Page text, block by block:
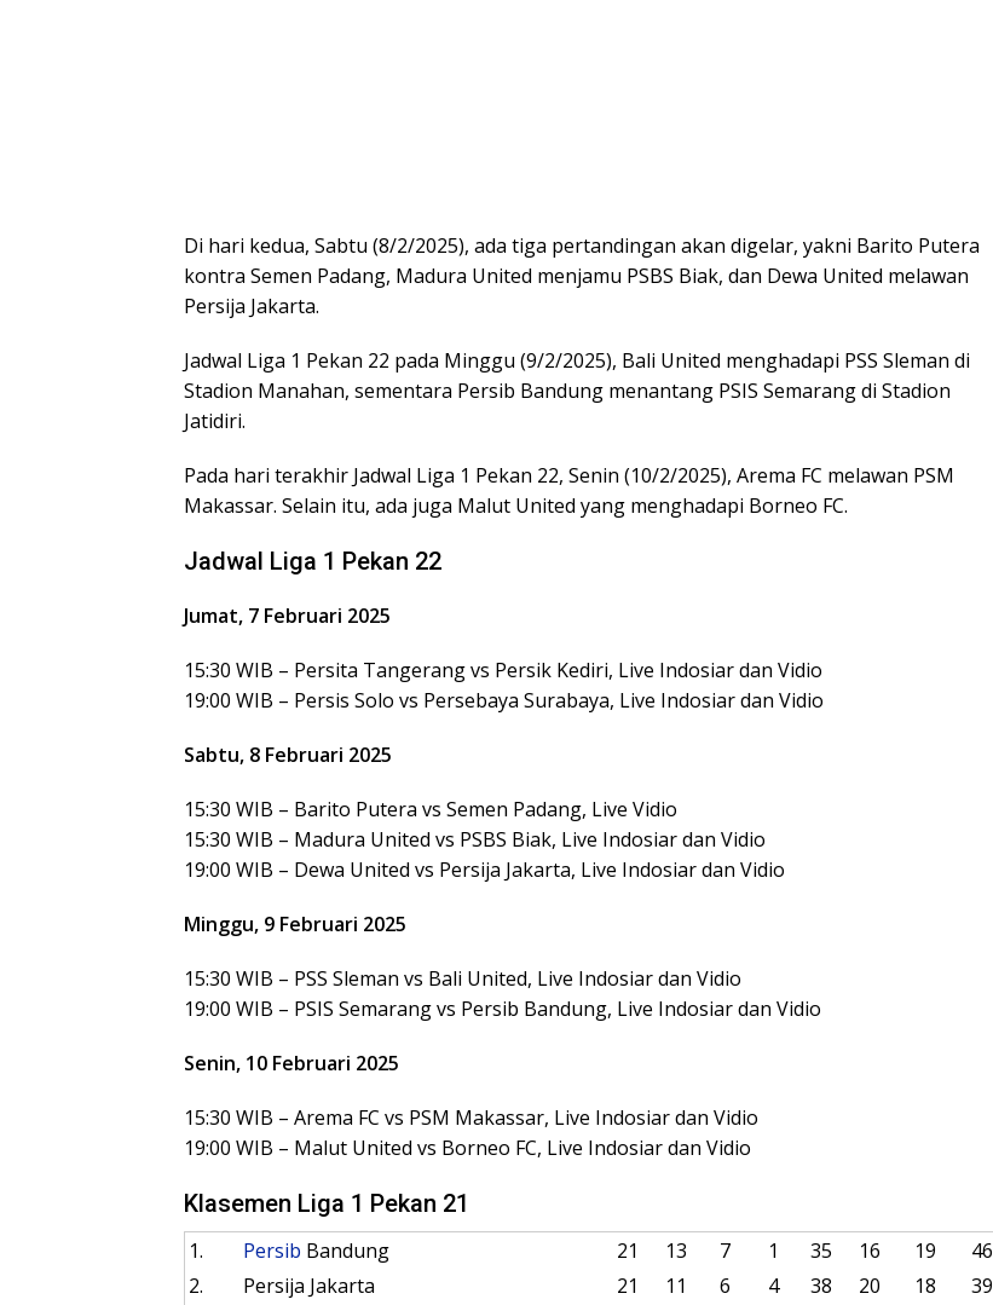
Di hari kedua, Sabtu (8/2/2025), ada tiga pertandingan akan digelar, yakni Barito Putera
kontra Semen Padang, Madura United menjamu PSBS Biak, dan Dewa United melawan
Persija Jakarta.
Jadwal Liga 1 Pekan 22 pada Minggu (9/2/2025), Bali United menghadapi PSS Sleman di
Stadion Manahan, sementara Persib Bandung menantang PSIS Semarang di Stadion
Jatidiri.
Pada hari terakhir Jadwal Liga 1 Pekan 22, Senin (10/2/2025), Arema FC melawan PSM
Makassar. Selain itu, ada juga Malut United yang menghadapi Borneo FC.
Jadwal Liga 1 Pekan 22
Jumat, 7 Februari 2025
15:30 WIB – Persita Tangerang vs Persik Kediri, Live Indosiar dan Vidio
19:00 WIB – Persis Solo vs Persebaya Surabaya, Live Indosiar dan Vidio
Sabtu, 8 Februari 2025
15:30 WIB – Barito Putera vs Semen Padang, Live Vidio
15:30 WIB – Madura United vs PSBS Biak, Live Indosiar dan Vidio
19:00 WIB – Dewa United vs Persija Jakarta, Live Indosiar dan Vidio
Minggu, 9 Februari 2025
15:30 WIB – PSS Sleman vs Bali United, Live Indosiar dan Vidio
19:00 WIB – PSIS Semarang vs Persib Bandung, Live Indosiar dan Vidio
Senin, 10 Februari 2025
15:30 WIB – Arema FC vs PSM Makassar, Live Indosiar dan Vidio
19:00 WIB – Malut United vs Borneo FC, Live Indosiar dan Vidio
Klasemen Liga 1 Pekan 21
1. Persib Bandung 21 13 7 1 35 16 19
46
2.
Persija Jakarta 21 11 6 4 38 20 18
39